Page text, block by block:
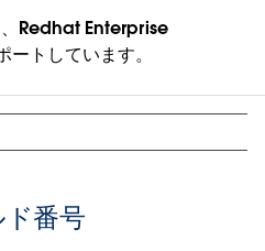
Redhat Enterprise
トしています。
ド番号